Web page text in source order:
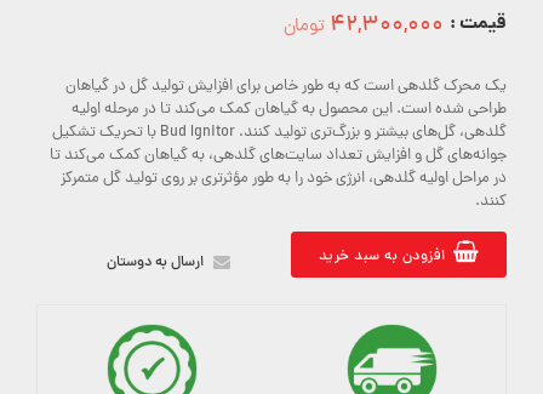
قیمت : ۴۲,۳۰۰,۰۰۰ تومان
یک محرک گلدهی است که به طور خاص برای افزایش تولید گل در گیاهان
طراحی شده است. این محصول به گیاهان کمک می‌کند تا در مرحله اولیه
گلدهی، گل‌های بیشتر و بزرگ‌تری تولید کنند. Bud Ignitor با تحریک تشکیل
جوانه‌های گل و افزایش تعداد سایت‌های گلدهی، به گیاهان کمک می‌کند تا
در مراحل اولیه گلدهی، انرژی خود را به طور مؤثرتری بر روی تولید گل متمرکز
کنند.
افزودن به سبد خرید ارسال به دوستان